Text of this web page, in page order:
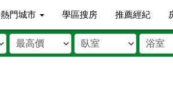
熱門城市 學區搜房 推薦經紀